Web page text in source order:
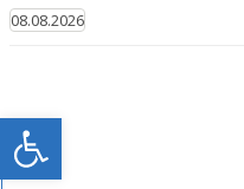
Open toolbar
08.08.2026